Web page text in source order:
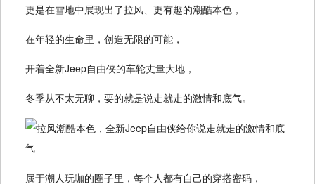
更是在雪地中展现出了拉风、更有趣的潮酷本色，
在年轻的生命里，创造无限的可能，
开着全新Jeep自由侠的车轮丈量大地，
冬季从不太无聊，要的就是说走就走的激情和底气。
属于潮人玩咖的圈子里，每个人都有自己的穿搭密码，